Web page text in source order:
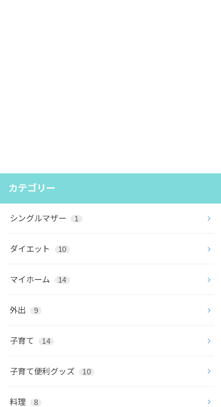
カテゴリー
シングルマザー 1
ダイエット 10
マイホーム 14
外出 9
子育て 14
子育て便利グッズ 10
料理 8